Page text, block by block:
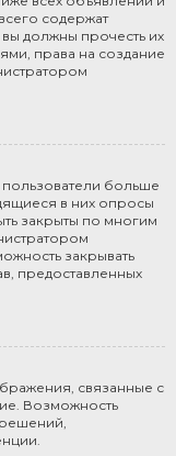
содержат
должны прочесть их
права на создание
пользователи больше
в них опросы
закрыты по многим
закрывать
предоставленных
связанные с
Возможность